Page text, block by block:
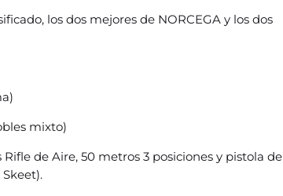
los dos mejores de NORCEGA y los dos
mixto)
de Aire, 50 metros 3 posiciones y pistola de